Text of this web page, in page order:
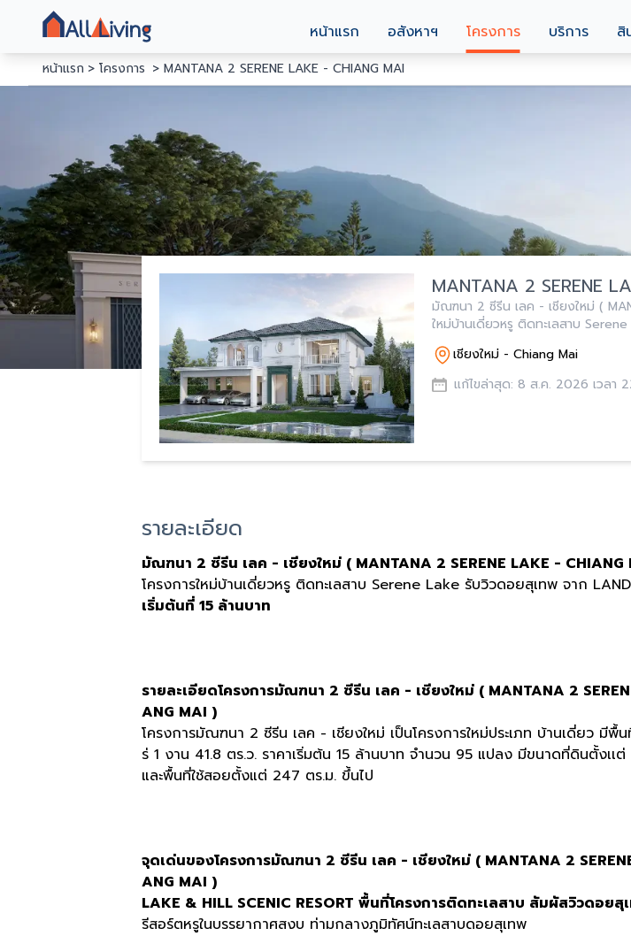
หน้าแรก อสังหาฯ โครงการ บริการ สิ
หน้าแรก โครงการ MANTANA 2 SERENE LAKE - CHIANG MAI
MANTANA 2 SERENE
มัณฑนา 2 ซีรีน เลค - เชียงใหม่ (
ใหม่บ้านเดี่ยวหรู ติดทะเลสาบ
ต้นที่ 15 ล้านบาท
เชียงใหม่ - Chiang Mai
แก้ไขล่าสุด: 8 ส.ค. 2026 เวลา
รายละเอียด
มัณฑนา 2 ซีรีน เลค - เชียงใหม่ ( MANTANA 2 SERENE LAKE - CHIANG
โครงการใหม่บ้านเดี่ยวหรู ติดทะเลสาบ Serene Lake รับวิวดอยสุเทพ จาก
เริ่มต้นที่ 15 ล้านบาท
รายละเอียดโครงการมัณฑนา 2 ซีรีน เลค - เชียงใหม่ ( MANTANA 2
ANG MAI )
โครงการมัณฑนา 2 ซีรีน เลค - เชียงใหม่ เป็นโครงการใหม่ประเภท บ้านเดี่ยว มีพื้
ร่ 1 งาน 41.8 ตร.ว. ราคาเริ่มต้น 15 ล้านบาท จำนวน 95 แปลง มีขนาดที่ดินตั้งเเ
และพื้นที่ใช้สอยตั้งแต่ 247 ตร.ม. ขึ้นไป
จุดเด่นของโครงการมัณฑนา 2 ซีรีน เลค - เชียงใหม่ ( MANTANA 2
ANG MAI )
LAKE & HILL SCENIC RESORT พื้นที่โครงการติดทะเลสาบ สัมผัสวิวดอยสุ
รีสอร์ตหรูในบรรยากาศสงบ ท่ามกลางภูมิทัศน์ทะเลสาบดอยสุเทพ